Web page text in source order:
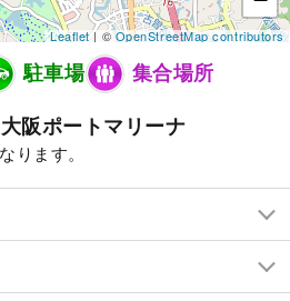
Leaflet| ©OpenStreetMap contributors
駐車場 集合場所
阪ポートマリーナ
ります。